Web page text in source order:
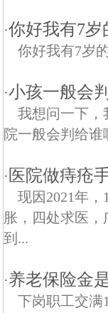
·你好我有7
你好我有7岁
·小孩一般会
我想问一下，
院一般会判给谁
· 医院做痔疮
现因2021年
胀，四处求医
到...
·养老保险金
下岗职工交满